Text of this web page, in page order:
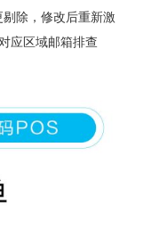
除，修改后重新激
应区域邮箱排查